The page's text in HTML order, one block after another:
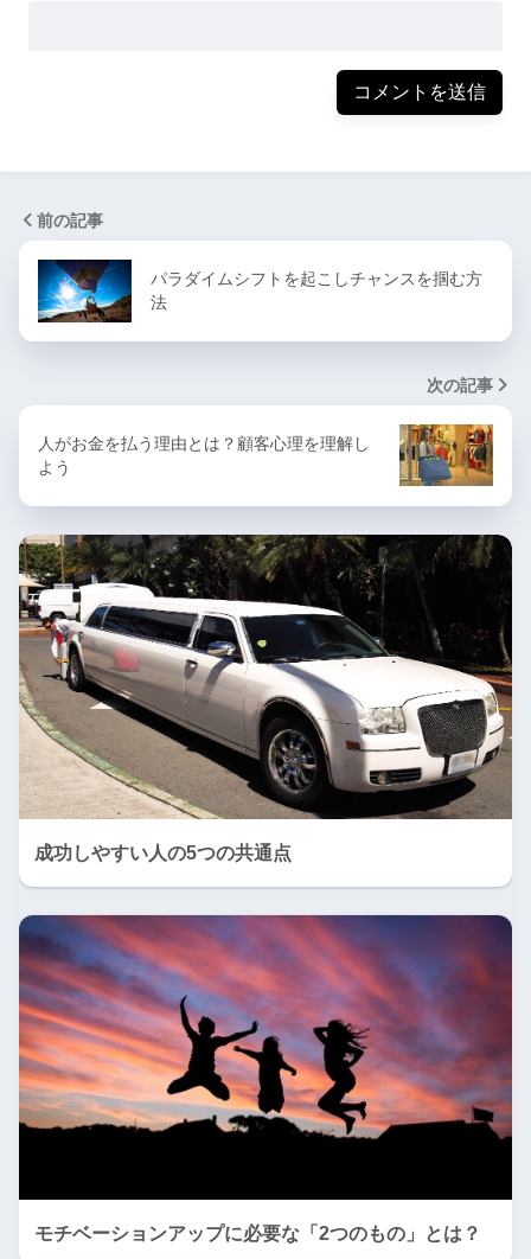
前の記事
パラダイムシフトを起こしチャンスを掴む方
法
次の記事
人がお金を払う理由とは？顧客心理を理解し
よう
成功しやすい人の5つの共通点
モチベーションアップに必要な「2つのもの」とは？